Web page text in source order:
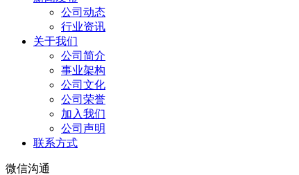
公司动态
行业资讯
关于我们
公司简介
事业架构
公司文化
公司荣誉
加入我们
公司声明
联系方式
微信沟通